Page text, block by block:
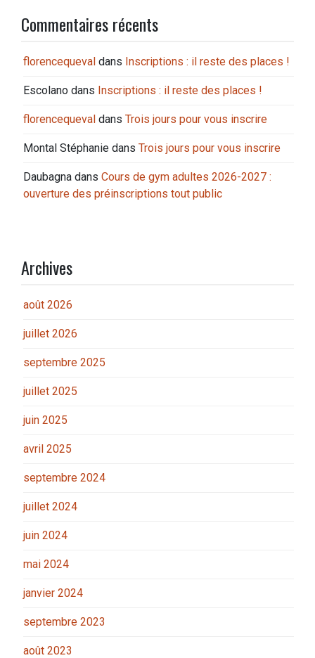
Commentaires récents
florencequeval dans Inscriptions : il reste des places !
Escolano dans Inscriptions : il reste des places !
florencequeval dans Trois jours pour vous inscrire
Montal Stéphanie dans Trois jours pour vous inscrire
Daubagna dans Cours de gym adultes 2026-2027 :
ouverture des préinscriptions tout public
Archives
août 2026
juillet 2026
septembre 2025
juillet 2025
juin 2025
avril 2025
septembre 2024
juillet 2024
juin 2024
mai 2024
janvier 2024
septembre 2023
août 2023